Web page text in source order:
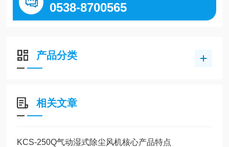
0538-8700565
产品分类
相关文章
KCS-250Q气动湿式除尘风机核心产品特点